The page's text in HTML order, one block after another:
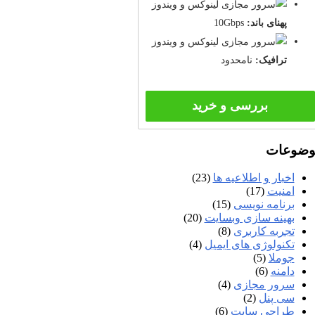
پهنای باند: 10Gbps
ترافیک: نامحدود
بررسی و خرید
اخبار و اطلاعیه ها (23)
امنیت (17)
برنامه نویسی (15)
بهینه سازی وبسایت (20)
تجربه کاربری (8)
تکنولوژی های ایمیل (4)
جوملا (5)
دامنه (6)
سرور مجازی (4)
سی پنل (2)
طراحی سایت (6)